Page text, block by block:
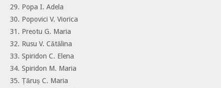
29. Popa I. Adela
30. Popovici V. Viorica
31. Preotu G. Maria
32. Rusu V. Cătălina
33. Spiridon C. Elena
34. Spiridon M. Maria
35. Țăruș C. Maria